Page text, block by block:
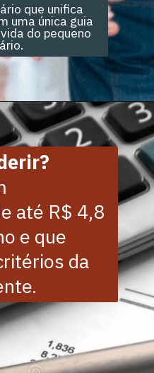
que unifica
uma única guia
do pequeno
até R$ 4,8
e que
da